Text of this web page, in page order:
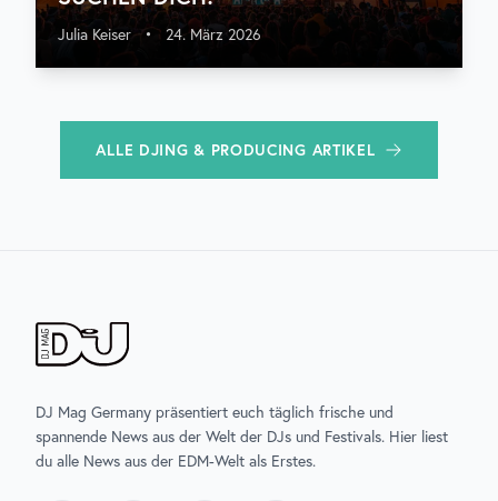
Julia Keiser • 24. März 2026
ALLE DJING & PRODUCING ARTIKEL
DJ Mag Germany präsentiert euch täglich frische und
spannende News aus der Welt der DJs und Festivals. Hier liest
du alle News aus der EDM-Welt als Erstes.